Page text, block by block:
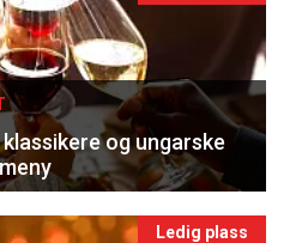
og ungarske
Ledig plass